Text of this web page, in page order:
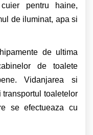
pentru haine,
de iluminat, apa si
de ultima
de toalete
Vidanjarea si
toaletelor
se efectueaza cu